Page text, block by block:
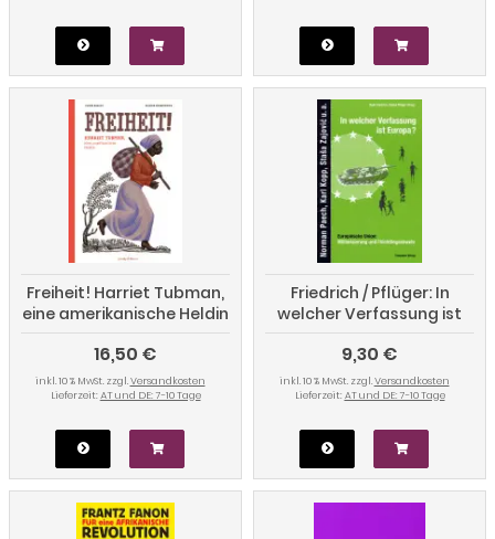
Freiheit! Harriet Tubman,
eine amerikanische Heldin
16,50 €
inkl. 10 % MwSt. zzgl.Versandkosten
Lieferzeit: AT und DE: 7-10 Tage
Friedrich / Pflüger: In
welcher Verfassung ist
Europa?
9,30 €
inkl. 10 % MwSt. zzgl.Versandkosten
Lieferzeit: AT und DE: 7-10 Tage